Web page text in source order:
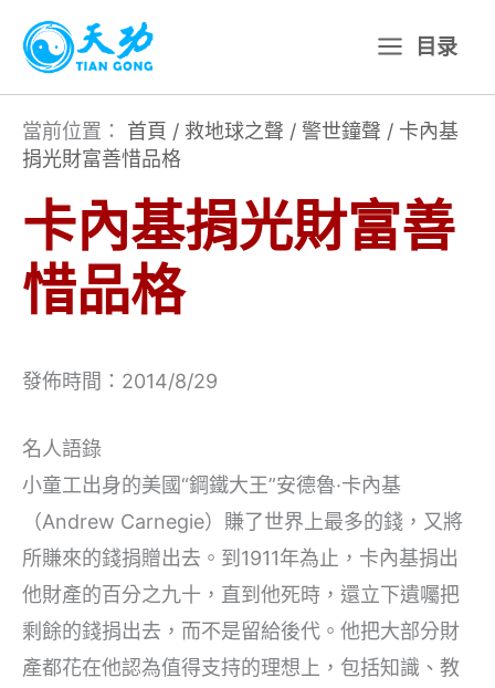
主
目录
當前位置： 首頁 / 救地球之聲 / 警世鐘聲 / 卡內基
捐光財富善惜品格
卡內基捐光財富善
惜品格
發佈時間：2014/8/29
名人語錄
小童工出身的美國“鋼鐵大王”安德魯·卡內基
（Andrew Carnegie）賺了世界上最多的錢，又將
所賺來的錢捐贈出去。到1911年為止，卡內基捐出
他財產的百分之九十，直到他死時，還立下遺囑把
剩餘的錢捐出去，而不是留給後代。他把大部分財
產都花在他認為值得支持的理想上，包括知識、教